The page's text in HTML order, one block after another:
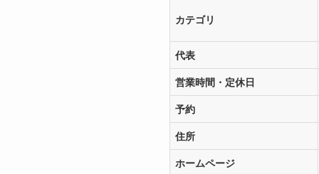
カテゴリ
代表
営業時間・定休日
予約
住所
ホームページ